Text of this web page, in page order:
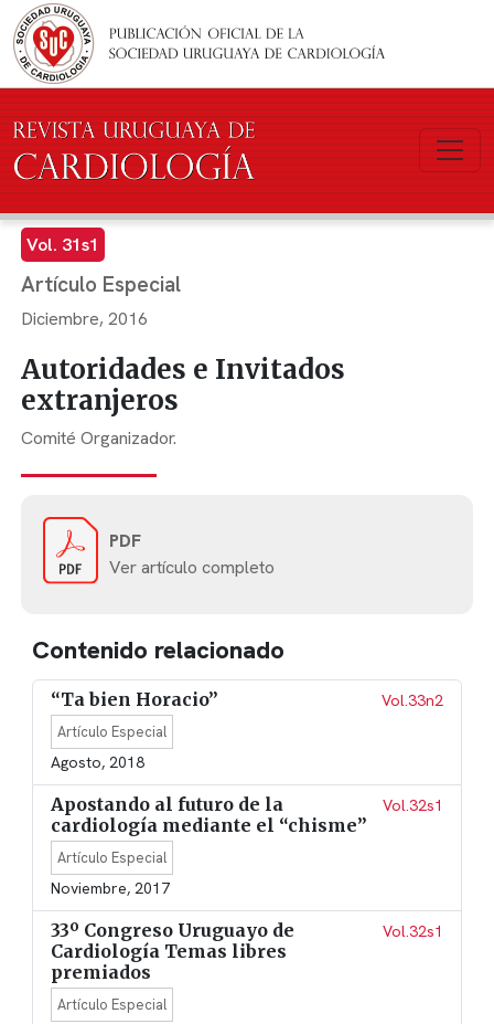
Pasar al contenido principal
Vol. 31s1
Artículo Especial
Diciembre, 2016
Autoridades e Invitados
extranjeros
Comité Organizador.
PDF
Ver artículo completo
Contenido relacionado
“Ta bien Horacio” Vol.33n2
Artículo Especial
Agosto, 2018
Apostando al futuro de la
cardiología mediante el “chisme”
Vol.32s1
Artículo Especial
Noviembre, 2017
33º Congreso Uruguayo de
Cardiología Temas libres
premiados
Vol.32s1
Artículo Especial